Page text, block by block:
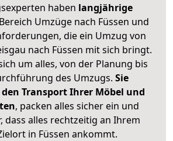
haben langjährige
Umzüge nach Füssen und
die ein Umzug von
nach Füssen mit sich bringt.
um alles, von der Planung bis
des Umzugs. Sie
Transport Ihrer Möbel und
, packen alles sicher ein und
dass alles rechtzeitig an Ihrem
in Füssen ankommt.